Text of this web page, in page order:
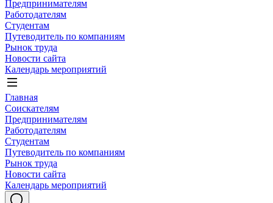
Предпринимателям
Работодателям
Студентам
Путеводитель по компаниям
Рынок труда
Новости сайта
Календарь мероприятий
Главная
Соискателям
Предпринимателям
Работодателям
Студентам
Путеводитель по компаниям
Рынок труда
Новости сайта
Календарь мероприятий